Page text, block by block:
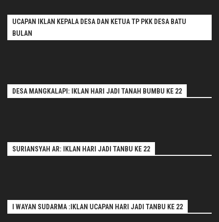
UCAPAN IKLAN KEPALA DESA DAN KETUA TP PKK DESA BATU
BULAN
DESA MANGKALAPI: IKLAN HARI JADI TANAH BUMBU KE 22
SURIANSYAH AR: IKLAN HARI JADI TANBU KE 22
I WAYAN SUDARMA :IKLAN UCAPAN HARI JADI TANBU KE 22